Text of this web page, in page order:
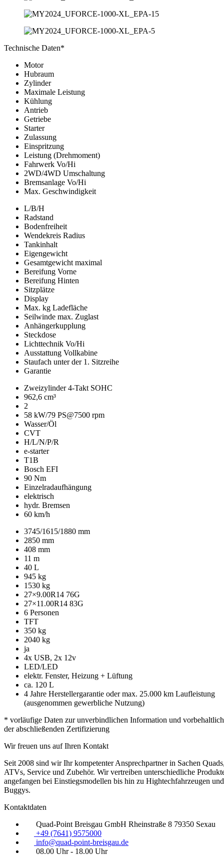
Technische Daten*
Motor
Hubraum
Zylinder
Maximale Leistung
Kühlung
Antrieb
Getriebe
Starter
Zulassung
Einspritzung
Leistung (Drehmoment)
Fahrwerk Vo/Hi
2WD/4WD Umschaltung
Bremsanlage Vo/Hi
Max. Geschwindigkeit
L/B/H
Radstand
Bodenfreiheit
Wendekreis Radius
Tankinhalt
Eigengewicht
Gesamtgewicht maximal
Bereifung Vorne
Bereifung Hinten
Sitzplätze
Display
Max. kg Ladefläche
Seilwinde max. Zuglast
Anhängerkupplung
Steckdose
Lichttechnik Vo/Hi
Ausstattung Vollkabine
Staufach unter der 1. Sitzreihe
Garantie
Zweizylinder 4-Takt SOHC
962,6 cm³
2
58 kW/79 PS@7500 rpm
Wasser/Öl
CVT
H/L/N/P/R
e-starter
T1B
Bosch EFI
90 Nm
Einzelradaufhängung
elektrisch
hydr. Bremsen
60 km/h
3745/1615/1880 mm
2850 mm
408 mm
11 m
40 L
945 kg
1530 kg
27×9.00R14 76G
27×11.00R14 83G
6 Personen
TFT
350 kg
2040 kg
ja
4x USB, 2x 12v
LED/LED
elektr. Fenster, Heizung + Lüftung
ca. 120 L
4 Jahre Herstellergarantie oder max. 25.000 km Laufleistung
(ausgenommen gewerbliche Nutzung)
* vorläufige Daten zur unverbindlichen Information und vorbehaltlich
der abschließenden Zertifizierung
Wir freuen uns auf Ihren Kontakt
Seit 2008 sind wir Ihr kompetenter Ansprechpartner in Sachen
ATVs, Service und Zubehör. Wir vertreiben unterschiedliche
angefangen bei Einstiegsmodellen bis hin zu Hightechfahrzeugen und
Buggys.
Kontaktdaten
Quad-Point Breisgau GmbH Rheinstraße 8 79350 Sexau
+49 (7641) 9575000
info@quad-point-breisgau.de
08.00 Uhr - 18.00 Uhr